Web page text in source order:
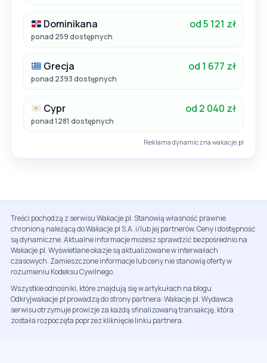
Dominikana od 5 121 zł
ponad 259 dostępnych
Grecja od 1 677 zł
ponad 2393 dostępnych
Cypr od 2 040 zł
ponad 1281 dostępnych
Reklama dynamiczna wakacje.pl
Treści pochodzą z serwisu Wakacje.pl. Stanowią własność prawnie
chronioną należącą do Wakacje.pl S.A. i/lub jej partnerów. Ceny i dostępność
są dynamiczne. Aktualne informacje możesz sprawdzić bezpośrednio na
Wakacje.pl. Wyświetlane okazje są aktualizowane w interwałach
czasowych. Zamieszczone informacje lub ceny nie stanowią oferty w
rozumieniu Kodeksu Cywilnego.
Wszystkie odnośniki, które znajdują się w artykułach na blogu
Odkryjwakacje.pl prowadzą do strony partnera: Wakacje.pl. Wydawca
serwisu otrzymuje prowizje za każdą sfinalizowaną transakcję, która
została rozpoczęta poprzez kliknięcie linku partnera.